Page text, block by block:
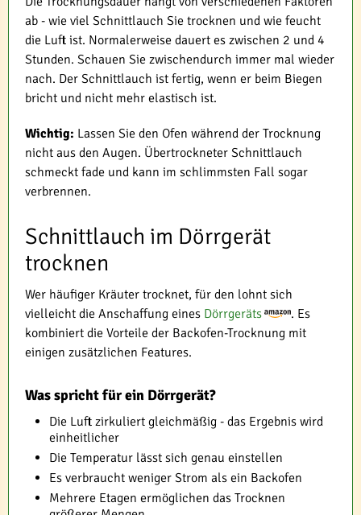
ab - wie viel Schnittlauch Sie trocknen und wie feucht
die Luft ist. Normalerweise dauert es zwischen 2 und 4
Stunden. Schauen Sie zwischendurch immer mal wieder
nach. Der Schnittlauch ist fertig, wenn er beim Biegen
bricht und nicht mehr elastisch ist.
Wichtig: Lassen Sie den Ofen während der Trocknung
nicht aus den Augen. Übertrockneter Schnittlauch
schmeckt fade und kann im schlimmsten Fall sogar
verbrennen.
Schnittlauch im Dörrgerät
trocknen
Wer häufiger Kräuter trocknet, für den lohnt sich
vielleicht die Anschaffung eines Dörrgeräts
. Es
kombiniert die Vorteile der Backofen-Trocknung mit
einigen zusätzlichen Features.
Was spricht für ein Dörrgerät?
Die Luft zirkuliert gleichmäßig - das Ergebnis wird
einheitlicher
Die Temperatur lässt sich genau einstellen
Es verbraucht weniger Strom als ein Backofen
Mehrere Etagen ermöglichen das Trocknen